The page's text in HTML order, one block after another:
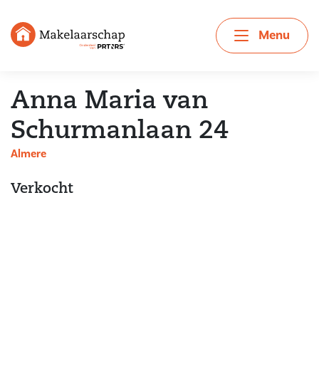
Menu
Anna Maria van
Schurmanlaan 24
Almere
Verkocht